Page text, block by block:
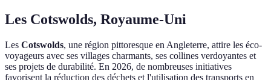
Les Cotswolds, Royaume-Uni
Les Cotswolds, une région pittoresque en Angleterre, attire les éco-
voyageurs avec ses villages charmants, ses collines verdoyantes et
ses projets de durabilité. En 2026, de nombreuses initiatives
favorisent la réduction des déchets et l'utilisation des transports en